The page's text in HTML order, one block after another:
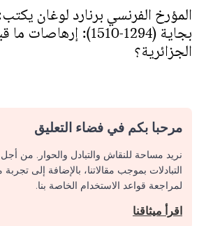
المؤرخ الفرنسي برنارد لوغان
بجاية (1294-1510):
الجزائرية؟
مرحبا بكم في فضاء التعليق
نريد مساحة للنقاش والتبادل والحوار. من
التبادلات بموجب مقالاتنا، بالإضافة إلى
لمراجعة قواعد الاستخدام الخاصة بنا.
اقرأ ميثاقنا